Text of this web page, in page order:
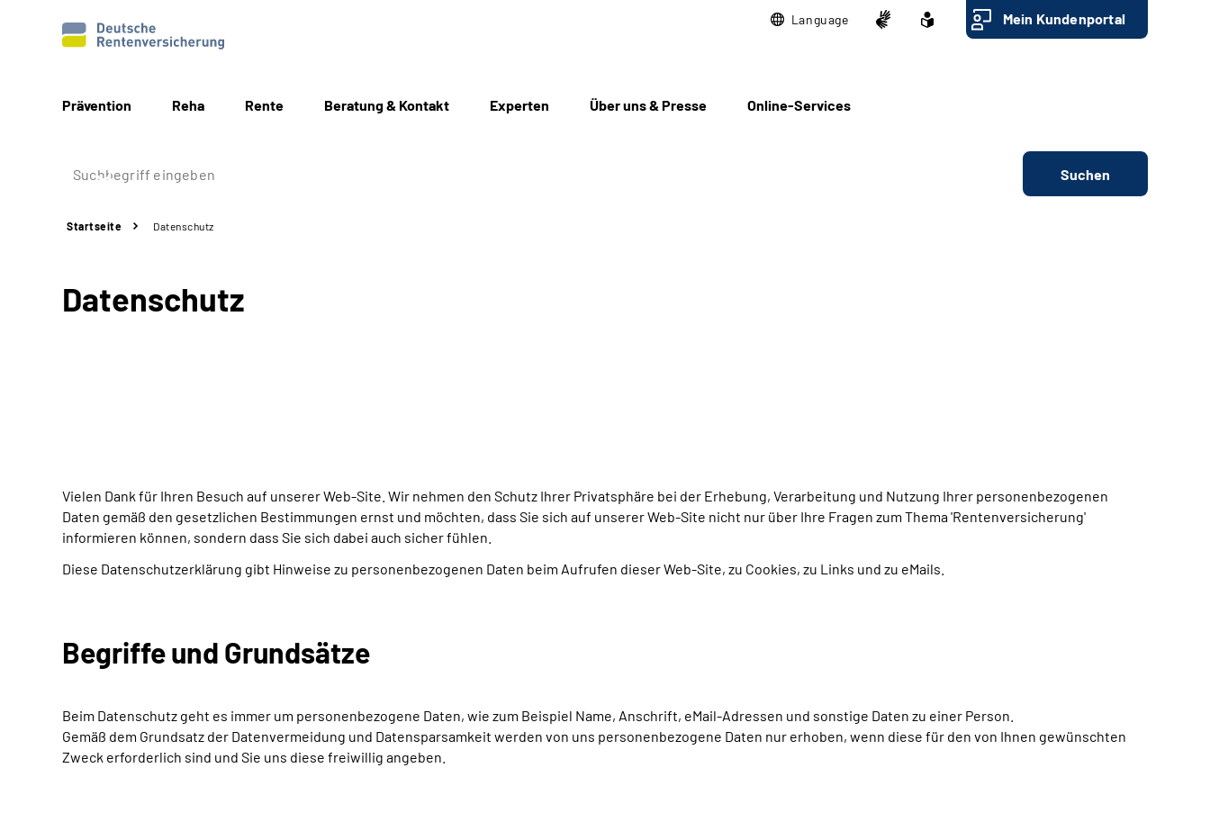
Language Mein Kundenportal
Prävention Reha Rente Beratung & Kontakt Experten Über uns & Presse Online-Services
Suchen
Startseite Datenschutz
Datenschutz
Vielen Dank für Ihren Besuch auf unserer Web-Site. Wir nehmen den Schutz Ihrer Privatsphäre bei der Erhebung, Verarbeitung und Nutzung Ihrer personenbezogenen
Daten gemäß den gesetzlichen Bestimmungen ernst und möchten, dass Sie sich auf unserer Web-Site nicht nur über Ihre Fragen zum Thema 'Rentenversicherung'
informieren können, sondern dass Sie sich dabei auch sicher fühlen.
Diese Datenschutzerklärung gibt Hinweise zu personenbezogenen Daten beim Aufrufen dieser Web-Site, zu Cookies, zu Links und zu eMails.
Begriffe und Grundsätze
Beim Datenschutz geht es immer um personenbezogene Daten, wie zum Beispiel Name, Anschrift, eMail-Adressen und sonstige Daten zu einer Person.
Gemäß dem Grundsatz der Datenvermeidung und Datensparsamkeit werden von uns personenbezogene Daten nur erhoben, wenn diese für den von Ihnen gewünschten
Zweck erforderlich sind und Sie uns diese freiwillig angeben.